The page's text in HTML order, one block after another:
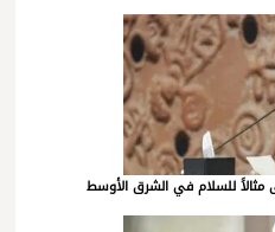
للسلام في الشرق الأوسط